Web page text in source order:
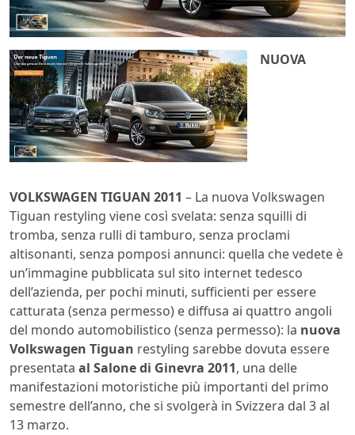
NUOVA
VOLKSWAGEN TIGUAN 2011 – La nuova Volkswagen
Tiguan restyling viene così svelata: senza squilli di
tromba, senza rulli di tamburo, senza proclami
altisonanti, senza pomposi annunci: quella che vedete è
un’immagine pubblicata sul sito internet tedesco
dell’azienda, per pochi minuti, sufficienti per essere
catturata (senza permesso) e diffusa ai quattro angoli
del mondo automobilistico (senza permesso): la nuova
Volkswagen Tiguan restyling sarebbe dovuta essere
presentata al Salone di Ginevra 2011, una delle
manifestazioni motoristiche più importanti del primo
semestre dell’anno, che si svolgerà in Svizzera dal 3 al
13 marzo.